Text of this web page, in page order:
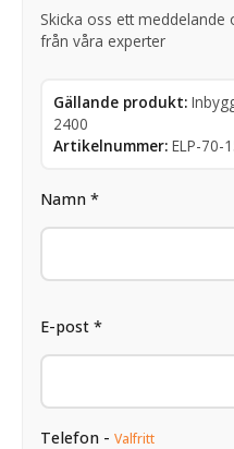
Skicka oss ett
från våra experter
Gällande produkt:
2400
Artikelnummer: ELP-70-
Namn *
E-post *
Telefon - Valfritt